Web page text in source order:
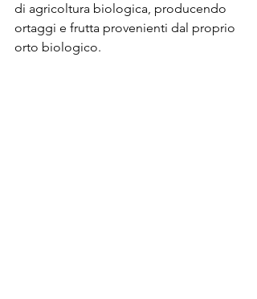
di agricoltura biologica, producendo
ortaggi e frutta provenienti dal proprio
orto biologico.